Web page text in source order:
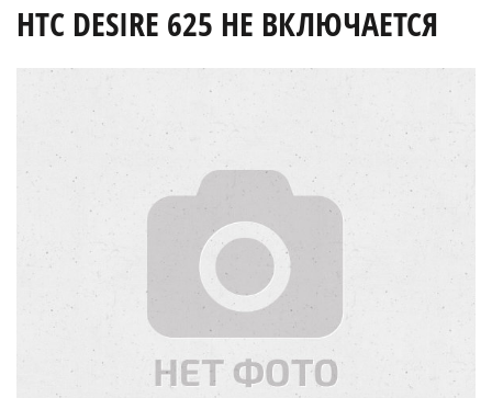
HTC DESIRE 625 НЕ ВКЛЮЧАЕТСЯ